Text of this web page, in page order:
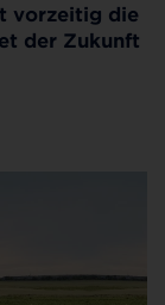
vorzeitig die
der Zukunft